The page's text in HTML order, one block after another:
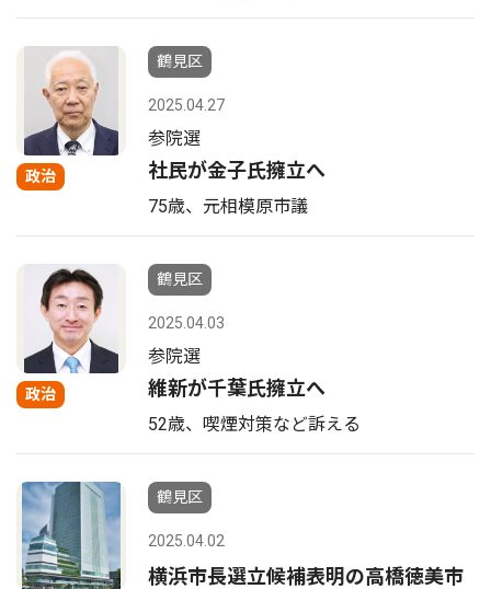
政治
鶴見区
2025.04.27
参院選
社民が金子氏擁立へ
75歳、元相模原市議
政治
鶴見区
2025.04.03
参院選
維新が千葉氏擁立へ
52歳、喫煙対策など訴える
鶴見区
2025.04.02
横浜市長選立候補表明の高橋徳美市